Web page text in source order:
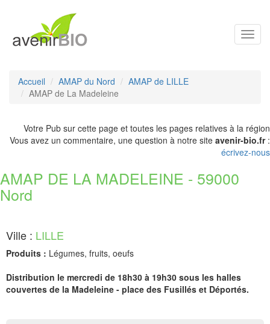
Accueil AMAP du Nord
AMAP de LILLE
AMAP de La Madeleine
Votre Pub sur cette page et toutes les pages relatives à la région
Vous avez un commentaire, une question à notre site avenir-bio.fr:
écrivez-nous
AMAP DE LA MADELEINE - 59000
Nord
Ville : LILLE
Produits : Légumes, fruits, oeufs
Distribution le mercredi de 18h30 à 19h30 sous les halles
couvertes de la Madeleine - place des Fusillés et Déportés.